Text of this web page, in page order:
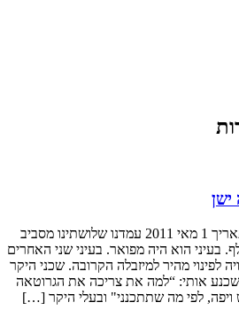
פורסם לראשונה ב"תפוז" בתאריך 1 מאי 2011 עמדנו שלושתינו מסביב
הוא היה מפואר. בעיני שני האחרים
מהיר למיזבלה הקרובה. שכני היקר
אותי: “למה את צריכה את הגרוטאה
לפי מה שתתכנני" ובעלי היקר […]